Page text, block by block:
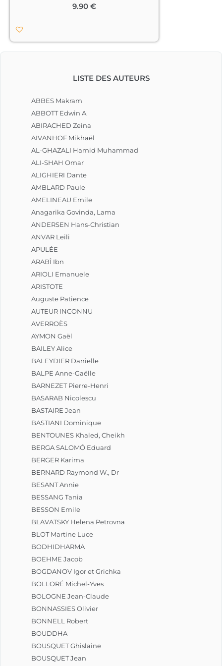
« Lis ce livre, chercheur, tu sauras où
Car il a de quoi t’étonner. Tu le lis une
fois et tu crois le connaître, mais non !
ces livres qui se savourent et se
nourriciers.
9.90 €
LISTE DES AUTEURS
ABBES Makram
ABBOTT Edwin A.
ABIRACHED Zeina
AIVANHOF Mikhaël
AL-GHAZALI Hamid Muhammad
ALI-SHAH Omar
ALIGHIERI Dante
AMBLARD Paule
AMELINEAU Emile
Anagarika Govinda, Lama
ANDERSEN Hans-Christian
ANVAR Leili
APULÉE
ARABÎ Ibn
ARIOLI Emanuele
ARISTOTE
Auguste Patience
AUTEUR INCONNU
AVERROÈS
AYMON Gaël
BAILEY Alice
BALEYDIER Danielle
BALPE Anne-Gaëlle
BARNEZET Pierre-Henri
BASARAB Nicolescu
BASTAIRE Jean
BASTIANI Dominique
BENTOUNES Khaled, Cheikh
BERGA SALOMÓ Eduard
BERGER Karima
BERNARD Raymond W., Dr
BESANT Annie
BESSANG Tania
BESSON Emile
BLAVATSKY Helena Petrovna
BLOT Martine Luce
BODHIDHARMA
BOEHME Jacob
BOGDANOV Igor et Grichka
BOLLORÉ Michel-Yves
BOLOGNE Jean-Claude
BONNASSIES Olivier
BONNELL Robert
BOUDDHA
BOUSQUET Ghislaine
BOUSQUET Jean